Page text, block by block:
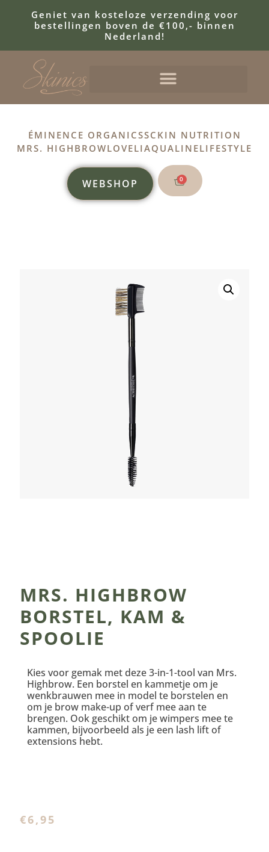
Geniet van kosteloze verzending voor
bestellingen boven de €100,- binnen
Nederland!
ÉMINENCE ORGANICSSCKIN NUTRITION
MRS. HIGHBROWLOVELIAQUALINELIFESTYLE
WEBSHOP 0
MRS. HIGHBROW
BORSTEL, KAM &
SPOOLIE
Kies voor gemak met deze 3-in-1-tool van Mrs.
Highbrow. Een borstel en kammetje om je
wenkbrauwen mee in model te borstelen en
om je brow make-up of verf mee aan te
brengen. Ook geschikt om je wimpers mee te
kammen, bijvoorbeeld als je een lash lift of
extensions hebt.
€6,95